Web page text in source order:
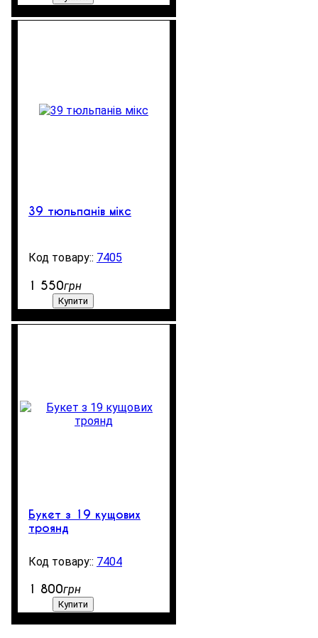
39 тюльпанів мікс
7405
1 550грн
Купити
Букет з 19 кущових
троянд
7404
1 800грн
Купити